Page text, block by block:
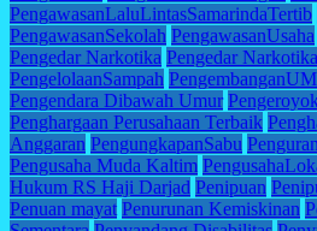
PengawasanLaluLintasSamarindaTertib
PengawasanSekolah PengawasanUsaha
Pengedar Narkotika Pengedar
PengelolaanSampah
Pengendara Dibawah Umur
Penghargaan Perusahaan Terbaik
Anggaran PengungkapanSabu
Pengusaha Muda Kaltim
Hukum RS Haji Darjad Penipuan
Penuan mayat Penurunan Kemiskinan